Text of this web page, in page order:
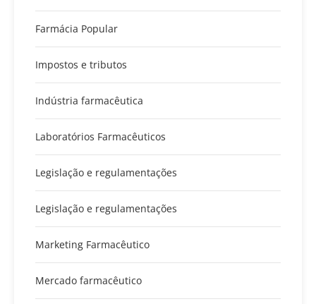
Farmácia Popular
Impostos e tributos
Indústria farmacêutica
Laboratórios Farmacêuticos
Legislação e regulamentações
Legislação e regulamentações
Marketing Farmacêutico
Mercado farmacêutico